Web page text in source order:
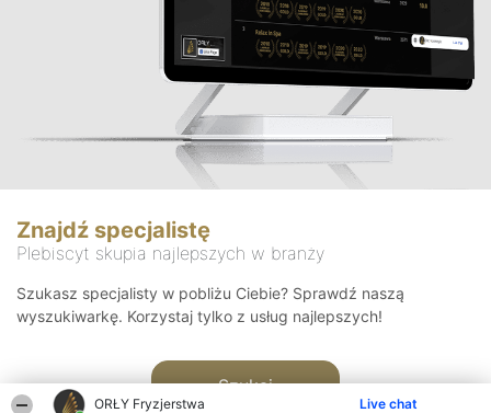
ORŁY Fryzjerstwa Live chat
Znajdź specjalistę
Plebiscyt skupia najlepszych w branży
Szukasz specjalisty w pobliżu Ciebie? Sprawdź naszą
wyszukiwarkę. Korzystaj tylko z usług najlepszych!
Szukaj